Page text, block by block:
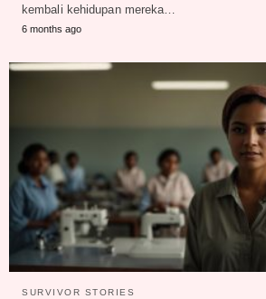
kembali kehidupan mereka…
6 months ago
SURVIVOR STORIES